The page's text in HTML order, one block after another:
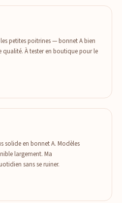
petites poitrines — bonnet A bien
qualité. À tester en boutique pour le
solide en bonnet A. Modèles
largement. Ma
sans se ruiner.